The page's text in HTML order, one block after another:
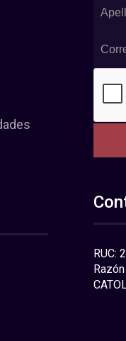
RUC: